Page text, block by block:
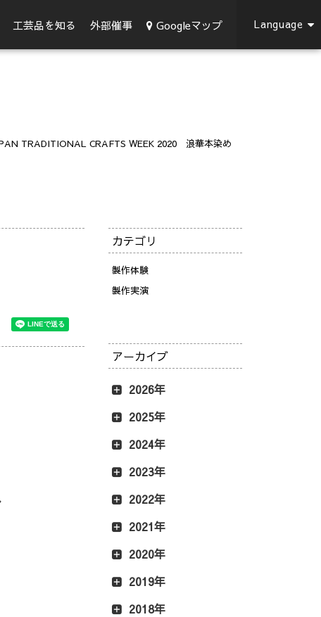
工芸品を知る 外部催事 Googleマップ Language
TRADITIONAL CRAFTS WEEK 2020 浪華本染め
カテゴリ
製作体験
製作実演
アーカイブ
2026年
2025年
2024年
2023年
2022年
2021年
2020年
2019年
2018年